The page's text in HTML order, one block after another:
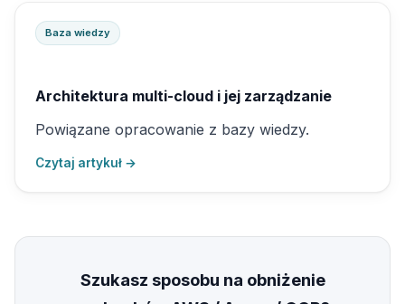
Baza wiedzy
Architektura multi-cloud i jej zarządzanie
Powiązane opracowanie z bazy wiedzy.
Czytaj artykuł →
Szukasz sposobu na obniżenie